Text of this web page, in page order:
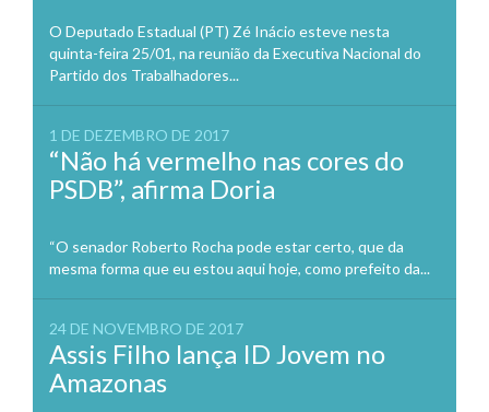
O Deputado Estadual (PT) Zé Inácio esteve nesta
quinta-feira 25/01, na reunião da Executiva Nacional do
Partido dos Trabalhadores...
1 DE DEZEMBRO DE 2017
“Não há vermelho nas cores do
PSDB”, afirma Doria
“O senador Roberto Rocha pode estar certo, que da
mesma forma que eu estou aqui hoje, como prefeito da...
24 DE NOVEMBRO DE 2017
Assis Filho lança ID Jovem no
Amazonas